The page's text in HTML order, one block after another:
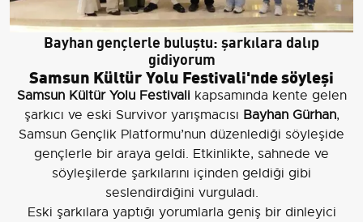
Bayhan gençlerle buluştu: şarkılara dalıp
gidiyorum
Samsun Kültür Yolu Festivali'nde söyleşi
Samsun Kültür Yolu Festivalikapsamında kente gelen
şarkıcı ve eski Survivor yarışmacısı Bayhan Gürhan,
Samsun Gençlik Platformu’nun düzenlediği söyleşide
gençlerle bir araya geldi. Etkinlikte, sahnede ve
söyleşilerde şarkılarını içinden geldiği gibi
seslendirdiğini vurguladı.
Eski şarkılara yaptığı yorumlarla geniş bir dinleyici